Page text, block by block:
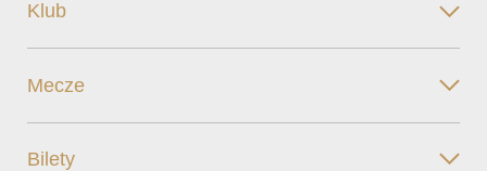
Klub
Mecze
Bilety